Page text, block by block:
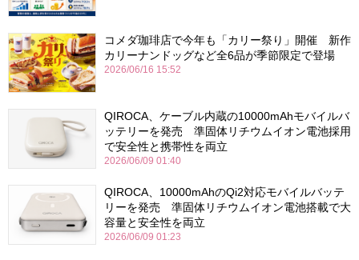
コメダ珈琲店で今年も「カリー祭り」開催 新作
カリーナンドッグなど全6品が季節限定で登場
2026/06/16 15:52
QIROCA、ケーブル内蔵の10000mAhモバイルバ
ッテリーを発売 準固体リチウムイオン電池採用
で安全性と携帯性を両立
2026/06/09 01:40
QIROCA、10000mAhのQi2対応モバイルバッテ
リーを発売 準固体リチウムイオン電池搭載で大
容量と安全性を両立
2026/06/09 01:23